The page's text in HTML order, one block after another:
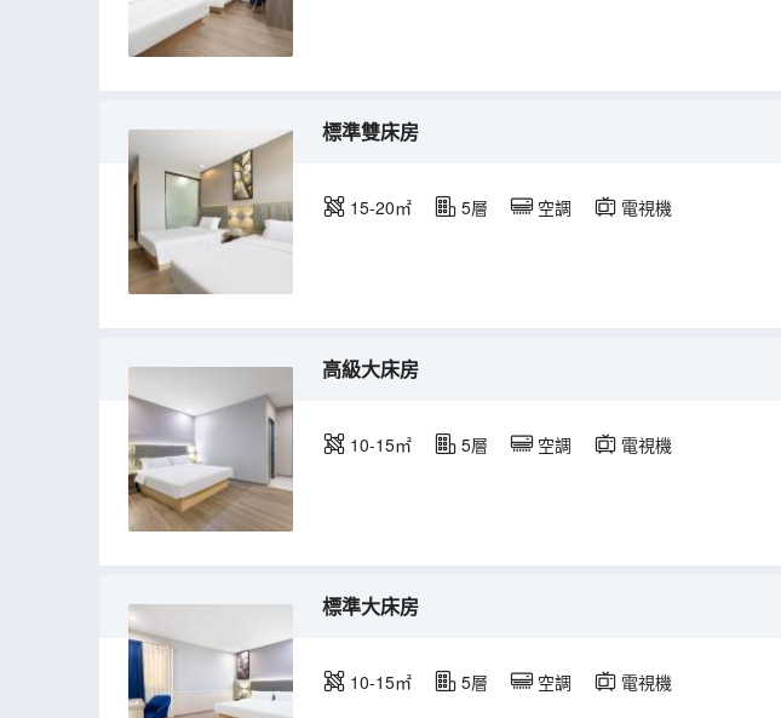
標準雙床房
15-20㎡ 5層 空調 電視機
高級大床房
10-15㎡ 5層 空調 電視機
標準大床房
10-15㎡ 5層 空調 電視機